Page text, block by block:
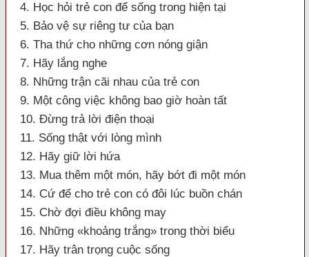
4. Học hỏi trẻ con để sống trong hiện tại
5. Bảo vệ sự riêng tư của bạn
6. Tha thứ cho những cơn nóng giận
7. Hãy lắng nghe
8. Những trận cãi nhau của trẻ con
9. Một công việc không bao giờ hoàn tất
10. Đừng trả lời điện thoại
11. Sống thật với lòng mình
12. Hãy giữ lời hứa
13. Mua thêm một món, hãy bớt đi một món
14. Cứ để cho trẻ con có đôi lúc buồn chán
15. Chờ đợi điều không may
16. Những «khoảng trắng» trong thời biểu
17. Hãy trân trọng cuộc sống